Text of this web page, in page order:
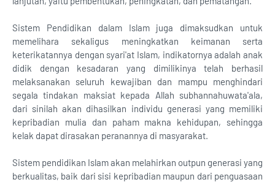
Sistem Pendidikan dalam Islam juga dimaksudkan untuk
memelihara sekaligus meningkatkan keimanan serta
keterikatannya dengan syari'at Islam, indikatornya adalah anak
didik dengan kesadaran yang dimilikinya telah berhasil
melaksanakan seluruh kewajiban dan mampu menghindari
segala tindakan maksiat kepada Allah subhannahuwata'ala,
dari sinilah akan dihasilkan individu generasi yang memiliki
kepribadian mulia dan paham makna kehidupan, sehingga
kelak dapat dirasakan peranannya di masyarakat.
Sistem pendidikan Islam akan melahirkan outpun generasi yang
berkualitas, baik dari sisi kepribadian maupun dari penguasaan